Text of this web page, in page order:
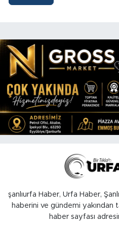
şanlıurfa Haber, Urfa Haber,
haberini ve gündemi
haber sayfası